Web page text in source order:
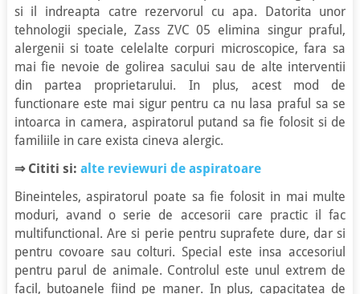
si il indreapta catre rezervorul cu apa. Datorita unor
tehnologii speciale, Zass ZVC 05 elimina singur praful,
alergenii si toate celelalte corpuri microscopice, fara sa
mai fie nevoie de golirea sacului sau de alte interventii
din partea proprietarului. In plus, acest mod de
functionare este mai sigur pentru ca nu lasa praful sa se
intoarca in camera, aspiratorul putand sa fie folosit si de
familiile in care exista cineva alergic.
⇒Cititi si: alte reviewuri de aspiratoare
Bineinteles, aspiratorul poate sa fie folosit in mai multe
moduri, avand o serie de accesorii care practic il fac
multifunctional. Are si perie pentru suprafete dure, dar si
pentru covoare sau colturi. Special este insa accesoriul
pentru parul de animale. Controlul este unul extrem de
facil, butoanele fiind pe maner. In plus, capacitatea de